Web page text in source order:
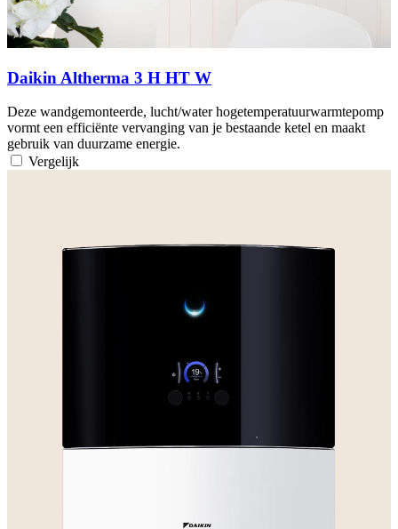
Daikin Altherma 3 H HT W
Deze wandgemonteerde, lucht/water hogetemperatuurwarmtepomp
vormt een efficiënte vervanging van je bestaande ketel en maakt
gebruik van duurzame energie.
Vergelijk